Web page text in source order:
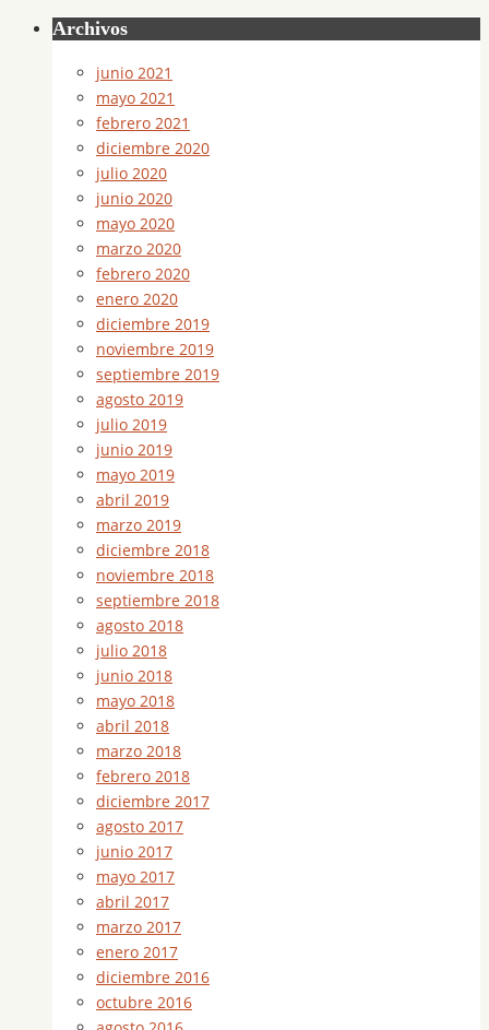
Archivos
junio 2021
mayo 2021
febrero 2021
diciembre 2020
julio 2020
junio 2020
mayo 2020
marzo 2020
febrero 2020
enero 2020
diciembre 2019
noviembre 2019
septiembre 2019
agosto 2019
julio 2019
junio 2019
mayo 2019
abril 2019
marzo 2019
diciembre 2018
noviembre 2018
septiembre 2018
agosto 2018
julio 2018
junio 2018
mayo 2018
abril 2018
marzo 2018
febrero 2018
diciembre 2017
agosto 2017
junio 2017
mayo 2017
abril 2017
marzo 2017
enero 2017
diciembre 2016
octubre 2016